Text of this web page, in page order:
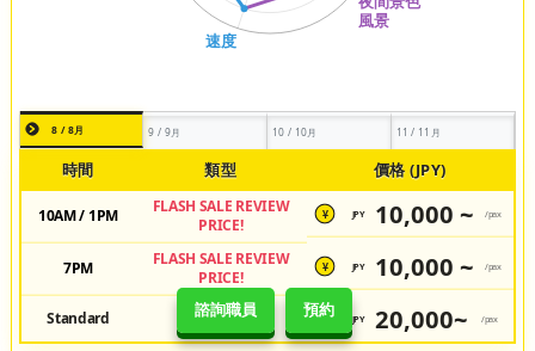
諮詢職員 預約
8 / 8月 9 / 9月 10 / 10月 11 / 11月
時間 類型 價格 (JPY)
10AM / 1PM
FLASH SALE REVIEW
PRICE!
¥ JPY 10,000 ~ /pax
7PM
FLASH SALE REVIEW
PRICE!
¥ JPY 10,000 ~ /pax
Standard Regular Price ¥ JPY 20,000~ /pax